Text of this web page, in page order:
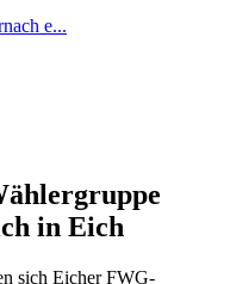
e...
in Eich
sich Eicher FWG-